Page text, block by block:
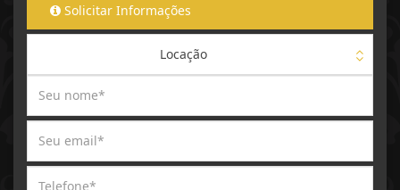
Solicitar Informações
Locação